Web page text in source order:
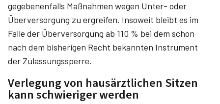
gegebenenfalls Maßnahmen wegen Unter- oder
Überversorgung zu ergreifen. Insoweit bleibt es im
Falle der Überversorgung ab 110 % bei dem schon
nach dem bisherigen Recht bekannten Instrument
der Zulassungssperre.
Verlegung von hausärztlichen Sitzen
kann schwieriger werden